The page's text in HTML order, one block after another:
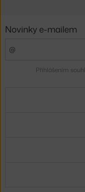
Novinky e-mailem
Přihlášením